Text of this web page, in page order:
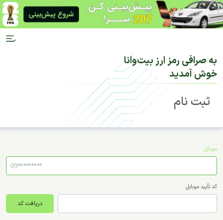
به صرافی رمز ارز بیت‌وانا
خوش آمدید
ثبت نام
موبایل
کد تأیید موبایل
دریافت کد